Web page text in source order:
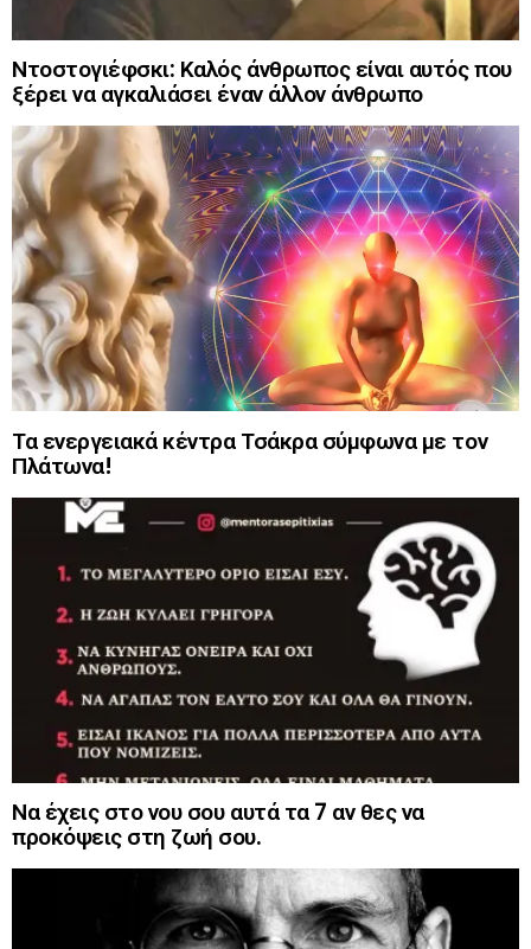
Ντοστογιέφσκι: Καλός άνθρωπος είναι αυτός που
ξέρει να αγκαλιάσει έναν άλλον άνθρωπο
Τα ενεργειακά κέντρα Τσάκρα σύμφωνα με τον
Πλάτωνα!
Να έχεις στο νου σου αυτά τα 7 αν θες να
προκόψεις στη ζωή σου.